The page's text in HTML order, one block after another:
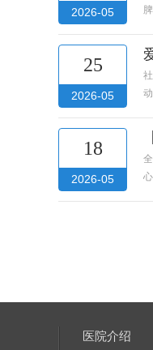
2026-05
25
2026-05
18
2026-05
医院介绍